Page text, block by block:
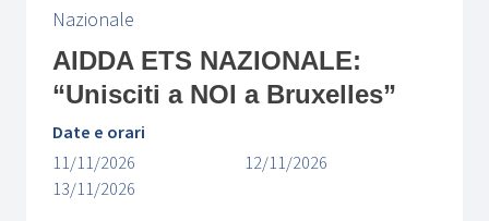
Nazionale
AIDDA ETS NAZIONALE:
“Unisciti a NOI a Bruxelles”
Date e orari
11/11/2026
12/11/2026
13/11/2026